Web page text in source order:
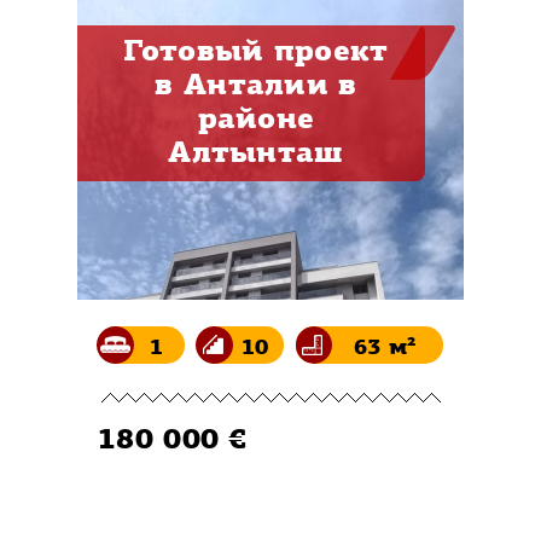
Готовый проект
в Анталии в
районе
Алтынташ
1 10 63 м²
180 000 €